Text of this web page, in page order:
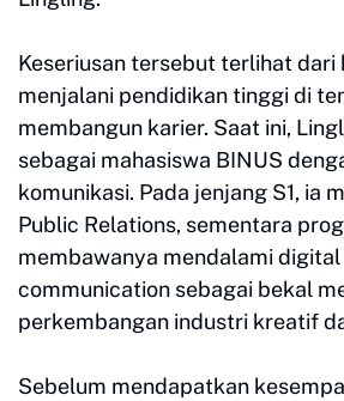
Keseriusan tersebut terlihat dari
menjalani pendidikan tinggi di
membangun karier. Saat ini,
sebagai mahasiswa BINUS
komunikasi. Pada jenjang S1, ia
Public Relations, sementara
membawanya mendalami
communication sebagai bekal
perkembangan industri kreatif
Sebelum mendapatkan